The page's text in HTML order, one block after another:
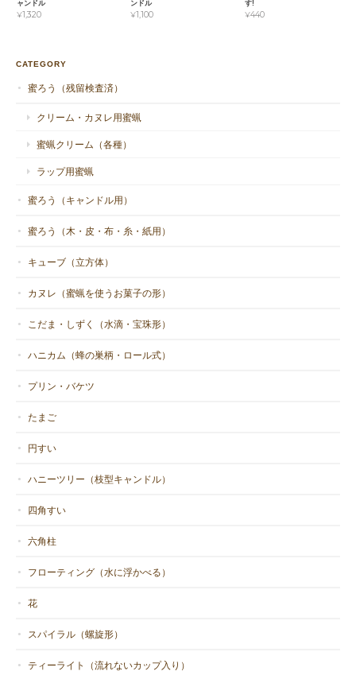
せするのでいっときの天然色のきれいさ
2021/04/11
ルもありがとうございます。開けた瞬間宝石のようだ〜と思いま
ャンドル作るのが楽しみです。フレッシュなうちに物にして親し
い人たちにも渡します。良い品をありがとうございました。また
喜んでいただき嬉しいです。はかない色
す。
ャンドル
¥1,320
ンドル
¥1,100
す!
¥440
CATEGORY
蜜ろう（残留検査済）
クリーム・カヌレ用蜜蝋
蜜蝋クリーム（各種）
ラップ用蜜蝋
蜜ろう（キャンドル用）
蜜ろう（木・皮・布・糸・紙用）
キューブ（立方体）
カヌレ（蜜蝋を使うお菓子の形）
こだま・しずく（水滴・宝珠形）
ハニカム（蜂の巣柄・ロール式）
プリン・バケツ
たまご
円すい
ハニーツリー（枝型キャンドル）
四角すい
六角柱
フローティング（水に浮かべる）
花
スパイラル（螺旋形）
ティーライト（流れないカップ入り）